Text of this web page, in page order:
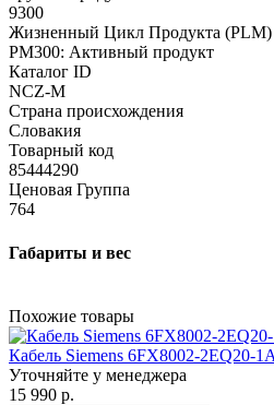
9300
Жизненный Цикл Продукта (PLM)
PM300: Активный продукт
Каталог ID
NCZ-M
Страна происхождения
Словакия
Товарный код
85444290
Ценовая Группа
764
Габариты и вес
Похожие товары
Кабель Siemens 6FX8002-2EQ20-
Уточняйте у менеджера
15 990 р.